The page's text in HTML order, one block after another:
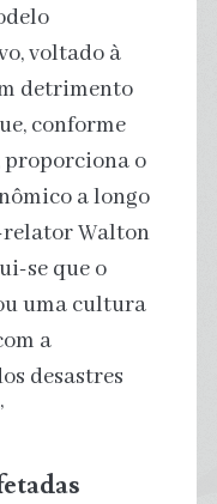
voltado à
detrimento
conforme
o
a longo
Walton
se que o
uma cultura
a
desastres